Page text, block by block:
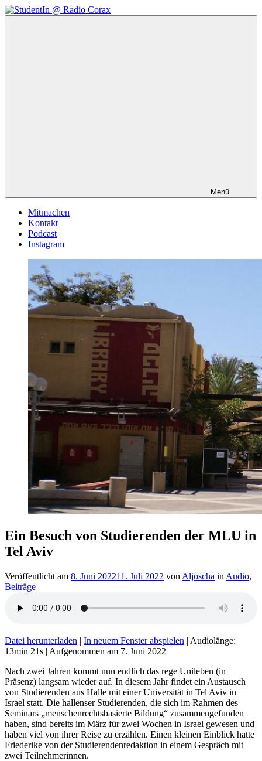
Zum
Inhalt
Menü
Mitmachen
Kontakt
Podcast
Instagram
Ein Besuch von Studierenden der MLU in
Tel Aviv
Veröffentlicht am 8. Juni 202211. Juli 2022 von Aljoscha in Audio,
Beiträge
Datei herunterladen | In neuem Fenster abspielen | Audiolänge:
13min 21s | Aufgenommen am 7. Juni 2022
Nach zwei Jahren kommt nun endlich das rege Unileben (in
Präsenz) langsam wieder auf. In diesem Jahr findet ein Austausch
von Studierenden aus Halle mit einer Universität in Tel Aviv in
Israel statt. Die hallenser Studierenden, die sich im Rahmen des
Seminars „menschenrechtsbasierte Bildung“ zusammengefunden
haben, sind bereits im März für zwei Wochen in Israel gewesen und
haben viel von ihrer Reise zu erzählen. Einen kleinen Einblick hatte
Friederike von der Studierendenredaktion in einem Gespräch mit
zwei Teilnehmerinnen.